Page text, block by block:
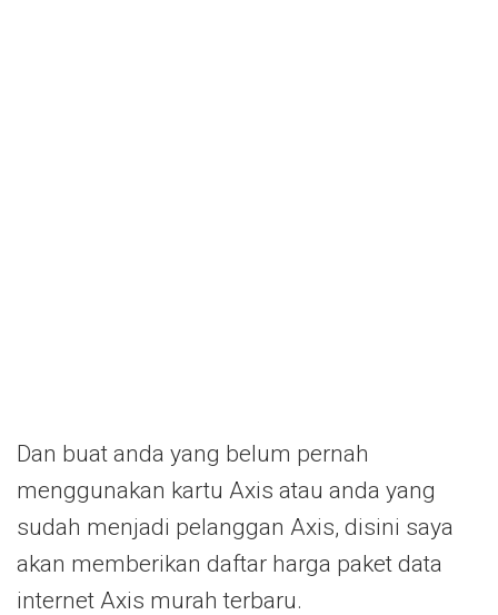
Dan buat anda yang belum pernah
menggunakan kartu Axis atau anda yang
sudah menjadi pelanggan Axis, disini saya
akan memberikan daftar harga paket data
internet Axis murah terbaru.